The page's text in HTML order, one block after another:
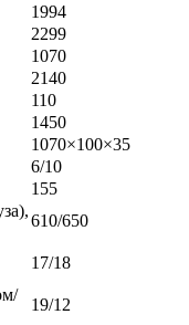
1994
2299
1070
2140
110
1450
1070×100×35
6/10
155
610/650
17/18
19/12